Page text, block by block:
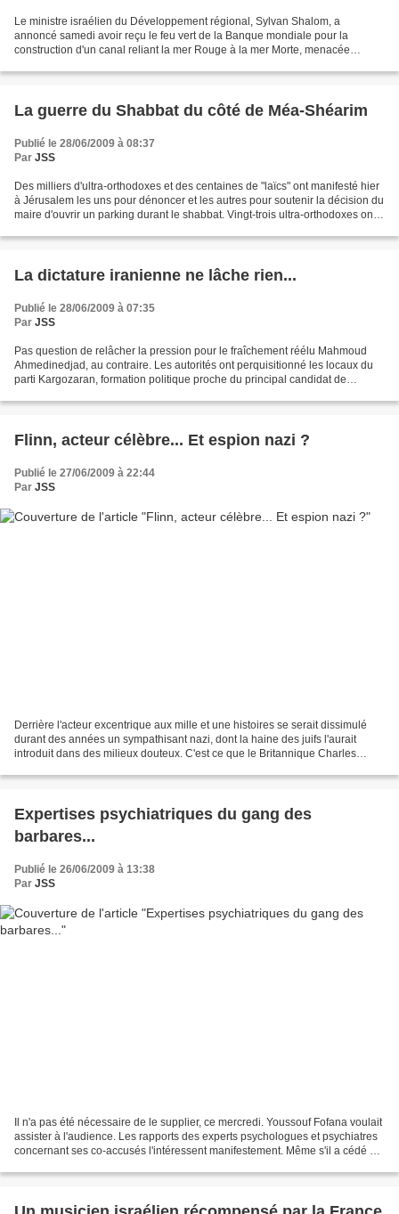
Le ministre israélien du Développement régional, Sylvan Shalom, a
annoncé samedi avoir reçu le feu vert de la Banque mondiale pour la
construction d'un canal reliant la mer Rouge à la mer Morte, menacée
La guerre du Shabbat du côté de Méa-Shéarim
Publié le 28/06/2009 à 08:37
Par JSS
Des milliers d'ultra-orthodoxes et des centaines de "laïcs" ont manifesté hier
à Jérusalem les uns pour dénoncer et les autres pour soutenir la décision du
maire d'ouvrir un parking durant le shabbat. Vingt-trois ultra-orthodoxes ont
La dictature iranienne ne lâche rien...
Publié le 28/06/2009 à 07:35
Par JSS
Pas question de relâcher la pression pour le fraîchement réélu Mahmoud
Ahmedinedjad, au contraire. Les autorités ont perquisitionné les locaux du
parti Kargozaran, formation politique proche du principal candidat de
Flinn, acteur célèbre... Et espion nazi ?
Publié le 27/06/2009 à 22:44
Par JSS
Derrière l'acteur excentrique aux mille et une histoires se serait dissimulé
durant des années un sympathisant nazi, dont la haine des juifs l'aurait
introduit dans des milieux douteux. C'est ce que le Britannique Charles
Expertises psychiatriques du gang des
barbares...
Publié le 26/06/2009 à 13:38
Par JSS
Il n'a pas été nécessaire de le supplier, ce mercredi. Youssouf Fofana voulait
assister à l'audience. Les rapports des experts psychologues et psychiatres
concernant ses co-accusés l'intéressent manifestement. Même s'il a cédé ce